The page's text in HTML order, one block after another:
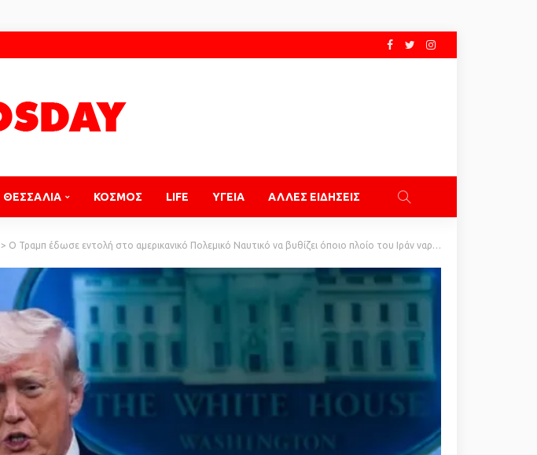
ΘΕΣΣΑΛΙΑ ΚΟΣΜΟΣ LIFE ΥΓΕΙΑ ΑΛΛΕΣ ΕΙΔΗΣΕΙΣ
> Ο Τραμπ έδωσε εντολή στο αμερικανικό Πολεμικό Ναυτικό να βυθίζει όποιο πλοίο του Ιράν ναρκοθετεί τα Στενά του Ορμούζ